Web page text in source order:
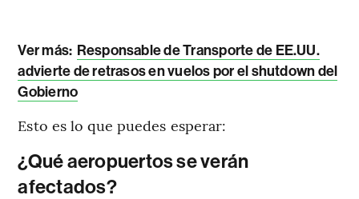
Ver más: Responsable de Transporte de EE.UU.
advierte de retrasos en vuelos por el shutdown del
Gobierno
Esto es lo que puedes esperar:
¿Qué aeropuertos se verán
afectados?